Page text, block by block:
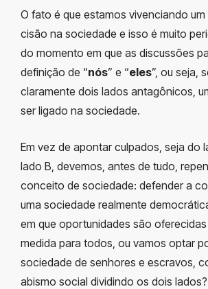
O fato é que estamos vivenciando
cisão na sociedade e isso é muito
do momento em que as discussões
definição de “nós” e “eles”, ou seja,
claramente dois lados antagônicos,
ser ligado na sociedade.
Em vez de apontar culpados, seja do
lado B, devemos, antes de tudo,
conceito de sociedade: defender a
uma sociedade realmente
em que oportunidades são oferecidas
medida para todos, ou vamos optar
sociedade de senhores e escravos,
abismo social dividindo os dois lados?